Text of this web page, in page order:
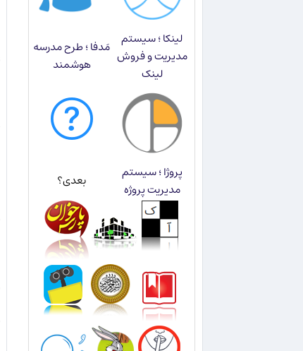
لینکا ؛ سیستم
مدیریت و فروش
لینک
مَدفا ؛ طرح مدرسه
هوشمند
پروژا ؛ سیستم
مدیریت پروژه
بعدی؟